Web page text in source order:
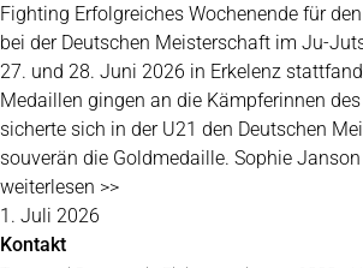
Fighting Erfolgreiches Wochenende für
bei der Deutschen Meisterschaft im Ju-
27. und 28. Juni 2026 in Erkelenz
Medaillen gingen an die Kämpferinnen
sicherte sich in der U21 den Deutschen
souverän die Goldmedaille. Sophie
weiterlesen >>
1. Juli 2026
Kontakt